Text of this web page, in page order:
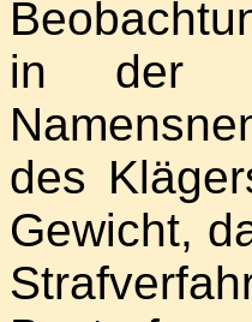
in der
des
Gewicht,